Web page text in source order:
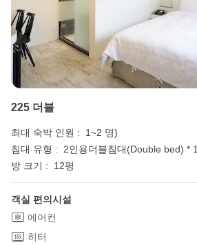
225 더블
최대 숙박 인원 :
1~2 명)
침대 유형 :
2인용더블침대(Double bed) * 1
방 크기 :
12평
객실 편의시설
에어컨
히터